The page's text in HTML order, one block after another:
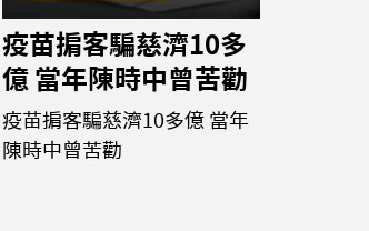
疫苗掮客騙慈濟10多
億 當年陳時中曾苦勸
疫苗掮客騙慈濟10多億 當年
陳時中曾苦勸